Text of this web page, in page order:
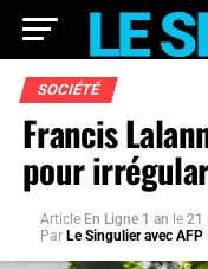
SOCIÉTÉ
Francis
pour
Article En Ligne 1 an le 21
Par Le Singulier avec AFP